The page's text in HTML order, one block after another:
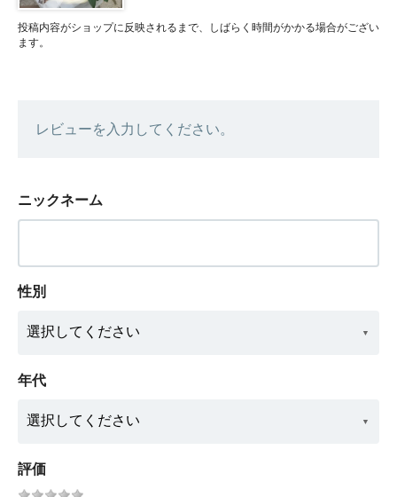
投稿内容がショップに反映されるまで、しばらく時間がかかる場合がござい
ます。
レビューを入力してください。
ニックネーム
性別
年代
評価